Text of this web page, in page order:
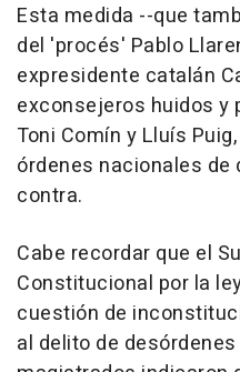
Esta medida --que
del 'procés' Pablo
expresidente catalán
exconsejeros huidos y
Toni Comín y Lluís
órdenes nacionales
contra.
Cabe recordar que el
Constitucional por la
cuestión de
al delito de